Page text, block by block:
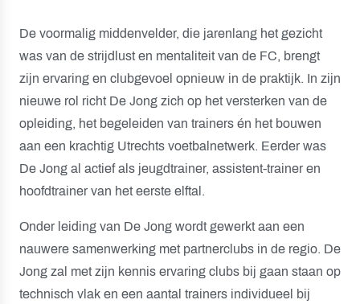
De voormalig middenvelder, die jarenlang het gezicht
was van de strijdlust en mentaliteit van de FC, brengt
zijn ervaring en clubgevoel opnieuw in de praktijk. In zijn
nieuwe rol richt De Jong zich op het versterken van de
opleiding, het begeleiden van trainers én het bouwen
aan een krachtig Utrechts voetbalnetwerk. Eerder was
De Jong al actief als jeugdtrainer, assistent-trainer en
hoofdtrainer van het eerste elftal.
Onder leiding van De Jong wordt gewerkt aan een
nauwere samenwerking met partnerclubs in de regio. De
Jong zal met zijn kennis ervaring clubs bij gaan staan op
technisch vlak en een aantal trainers individueel bij